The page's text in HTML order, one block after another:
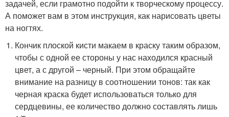
задачей, если грамотно подойти к творческому процессу.
А поможет вам в этом инструкция, как нарисовать цветы
на ногтях.
Кончик плоской кисти макаем в краску таким образом,
чтобы с одной ее стороны у нас находился красный
цвет, а с другой – черный. При этом обращайте
внимание на разницу в соотношении тонов: так как
черная краска будет использоваться только для
сердцевины, ее количество должно составлять лишь